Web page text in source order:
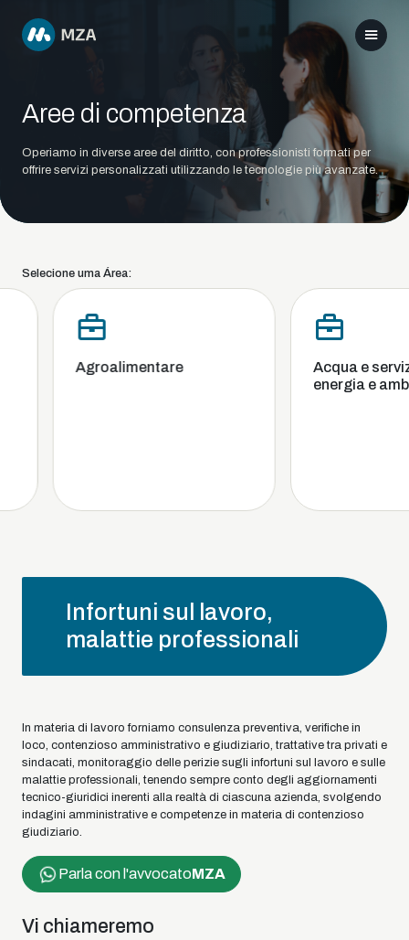
Aree di competenza
Operiamo in diverse aree del diritto, con professionisti formati per
offrire servizi personalizzati utilizzando le tecnologie più avanzate.
Selecione uma Área:
Agroalimentare
Acqua e
energia e
Infortuni sul lavoro,
malattie professionali
In materia di lavoro forniamo consulenza preventiva, verifiche in
loco, contenzioso amministrativo e giudiziario, trattative tra privati e
sindacati, monitoraggio delle perizie sugli infortuni sul lavoro e sulle
malattie professionali, tenendo sempre conto degli aggiornamenti
tecnico-giuridici inerenti alla realtà di ciascuna azienda, svolgendo
indagini amministrative e competenze in materia di contenzioso
giudiziario.
Parla con l'avvocatoMZA
Vi chiameremo